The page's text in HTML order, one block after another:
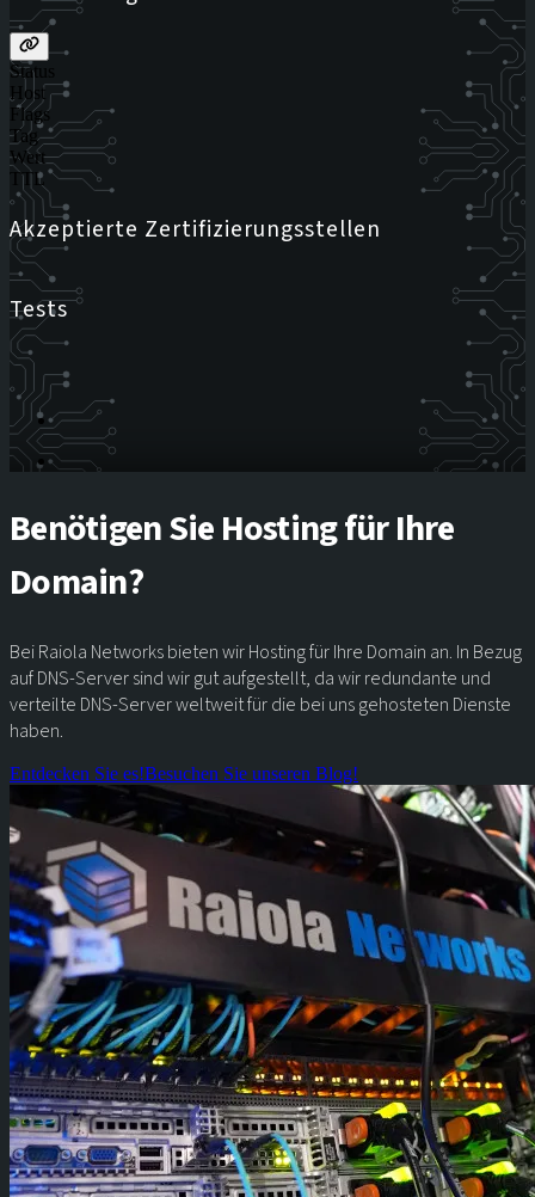
Status
Host
Flags
Tag
Wert
TTL
Akzeptierte Zertifizierungsstellen
Tests
Benötigen Sie Hosting für Ihre
Domain?
Bei Raiola Networks bieten wir Hosting für Ihre Domain an. In Bezug
auf DNS-Server sind wir gut aufgestellt, da wir redundante und
verteilte DNS-Server weltweit für die bei uns gehosteten Dienste
haben.
Entdecken Sie es!Besuchen Sie unseren Blog!